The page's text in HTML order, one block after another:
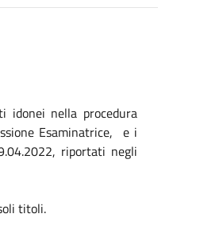
idonei nella procedura
Esaminatrice, e i
riportati negli
titoli.